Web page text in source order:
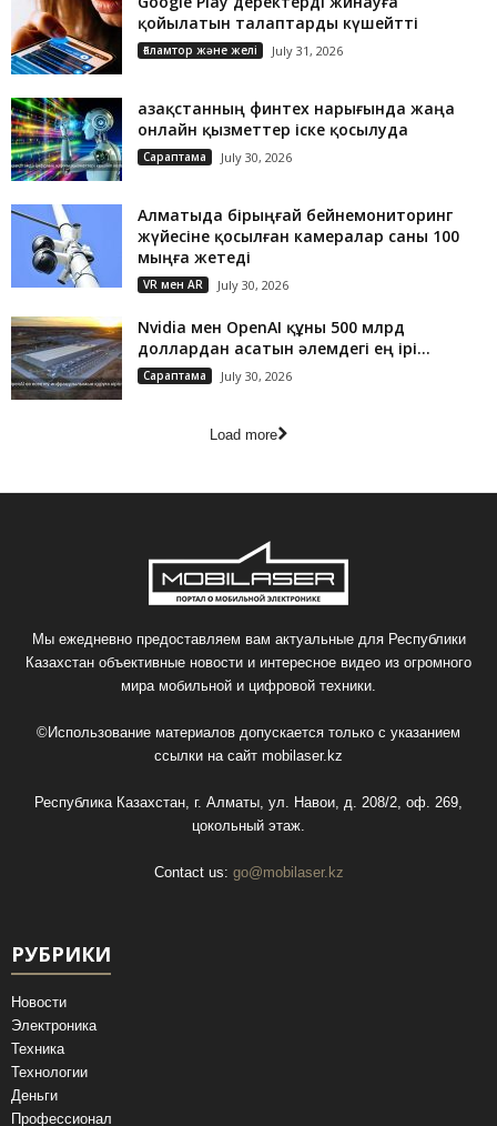
қойылатын талаптарды күшейтті
Ғаламтор және желі July 31, 2026
Қазақстанның финтех нарығында жаңа
онлайн қызметтер іске қосылуда
Сараптама July 30, 2026
Алматыда бірыңғай бейнемониторинг
жүйесіне қосылған камералар саны 100
мыңға жетеді
VR мен AR July 30, 2026
Nvidia мен OpenAI құны 500 млрд
доллардан асатын әлемдегі ең ірі...
Сараптама July 30, 2026
Load more
Мы ежедневно предоставляем вам актуальные для Республики
Казахстан объективные новости и интересное видео из огромного
мира мобильной и цифровой техники.
©Использование материалов допускается только с указанием
ссылки на сайт mobilaser.kz
Республика Казахстан, г. Алматы, ул. Навои, д. 208/2, оф. 269,
цокольный этаж.
Contact us: go@mobilaser.kz
РУБРИКИ
Новости
Электроника
Техника
Технологии
Деньги
Профессионал